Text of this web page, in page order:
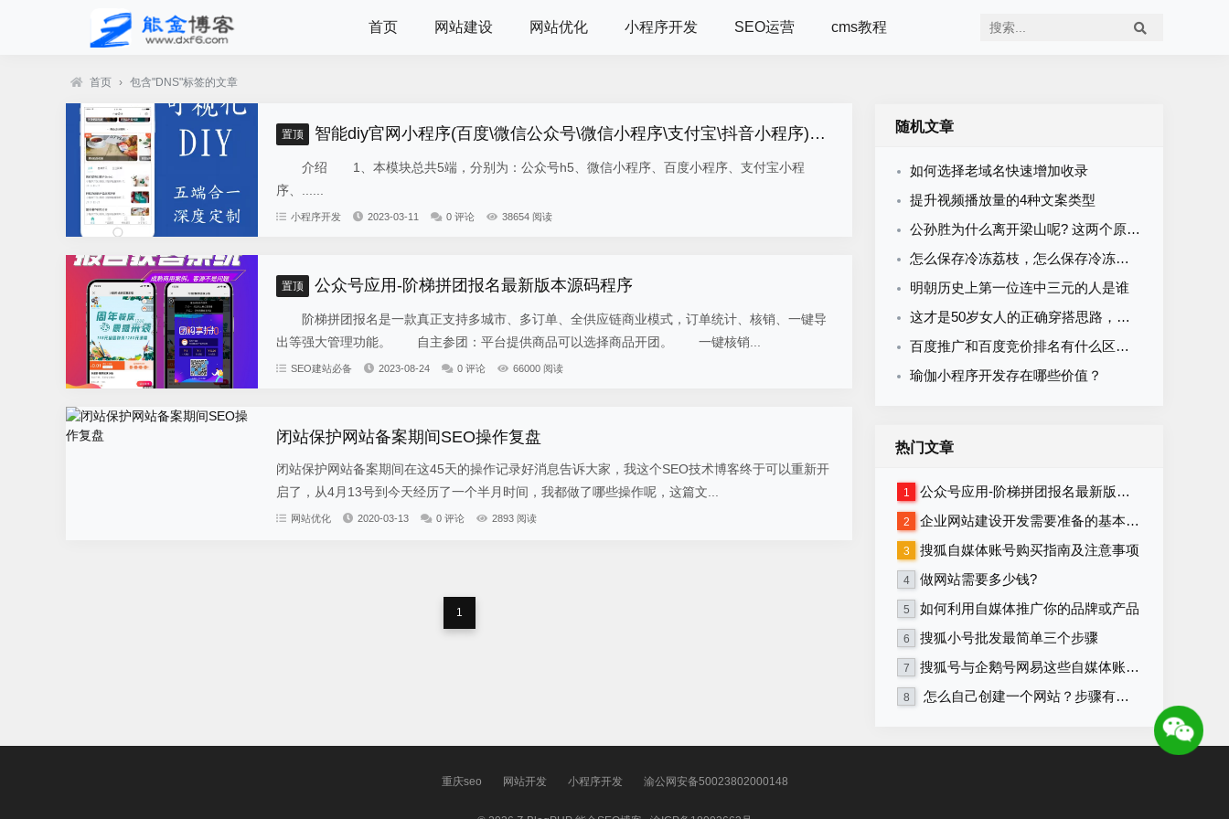
首页 网站建设 网站优化 小程序开发 SEO运营 cms教程
首页 › 包含"DNS"标签的文章
置顶 智能diy官网小程序(百度\微信公众号\微信小程序\支付宝\抖音小程序)独立版
介绍 1、本模块总共5端，分别为：公众号h5、微信小程序、百度小程序、支付宝小程
序、......
小程序开发 2023-03-11 0 评论 38654 阅读
置顶 公众号应用-阶梯拼团报名最新版本源码程序
阶梯拼团报名是一款真正支持多城市、多订单、全供应链商业模式，订单统计、核销、一键导
出等强大管理功能。 自主参团：平台提供商品可以选择商品开团。 一键核销...
SEO建站必备 2023-08-24 0 评论 66000 阅读
闭站保护网站备案期间SEO操作复盘
闭站保护网站备案期间在这45天的操作记录好消息告诉大家，我这个SEO技术博客终于可以重新开
启了，从4月13号到今天经历了一个半月时间，我都做了哪些操作呢，这篇文...
网站优化 2020-03-13 0 评论 2893 阅读
1
随机文章
如何选择老域名快速增加收录
提升视频播放量的4种文案类型
公孙胜为什么离开梁山呢? 这两个原因让公孙胜离开梁山
怎么保存冷冻荔枝，怎么保存冷冻荔枝皮
明朝历史上第一位连中三元的人是谁
这才是50岁女人的正确穿搭思路，这4款服饰，简直优雅到家了
百度推广和百度竞价排名有什么区别？怎么收费？
瑜伽小程序开发存在哪些价值？
热门文章
1 公众号应用-阶梯拼团报名最新版本源码程序
2 企业网站建设开发需要准备的基本资料
3 搜狐自媒体账号购买指南及注意事项
4 做网站需要多少钱?
5 如何利用自媒体推广你的品牌或产品
6 搜狐小号批发最简单三个步骤
7 搜狐号与企鹅号网易这些自媒体账号在哪里购买？
8 怎么自己创建一个网站？步骤有哪些？
重庆seo 网站开发 小程序开发 渝公网安备50023802000148